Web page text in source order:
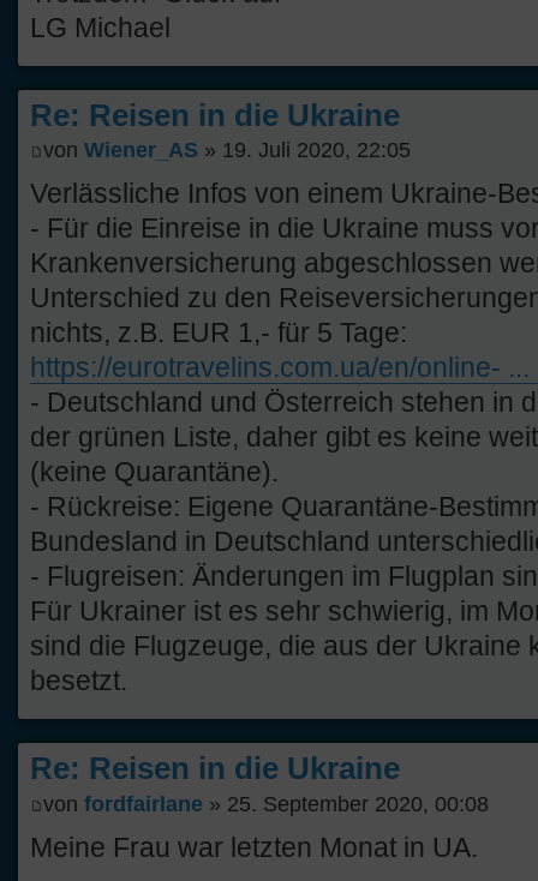
LG Michael
Re: Reisen in die Ukraine
von Wiener_AS » 19. Juli 2020, 22:05
Verlässliche Infos von einem Ukraine-
- Für die Einreise in die Ukraine muss
Krankenversicherung abgeschlossen
Unterschied zu den
nichts, z.B. EUR 1,- für 5 Tage:
https://eurotravelins.com.ua/en/online-
- Deutschland und Österreich stehen in
der grünen Liste, daher gibt es keine
(keine Quarantäne).
- Rückreise: Eigene Quarantäne-
Bundesland in Deutschland
- Flugreisen: Änderungen im Flugplan
Für Ukrainer ist es sehr schwierig, im
sind die Flugzeuge, die aus der Ukraine
besetzt.
Re: Reisen in die Ukraine
von fordfairlane » 25. September 2020, 00:08
Meine Frau war letzten Monat in UA.